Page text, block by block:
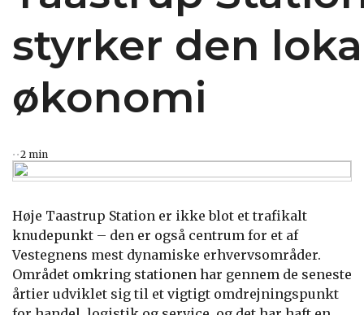
styrker den
økonomi
2 min
Høje Taastrup Station er ikke blot et trafikalt
knudepunkt – den er også centrum for et af
Vestegnens mest dynamiske erhvervsområder.
Området omkring stationen har gennem de seneste
årtier udviklet sig til et vigtigt omdrejningspunkt